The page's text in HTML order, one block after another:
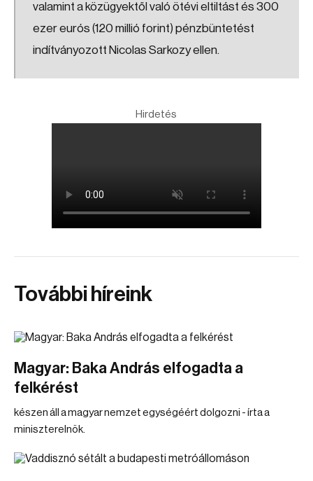
valamint a közügyektől való ötévi eltiltást és 300
ezer eurós (120 millió forint) pénzbüntetést
indítványozott Nicolas Sarkozy ellen.
Hirdetés
További híreink
Magyar: Baka András elfogadta a
felkérést
készen áll a magyar nemzet egységéért dolgozni - írta a
miniszterelnök.